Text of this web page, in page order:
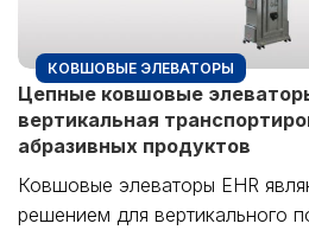
КОВШОВЫЕ ЭЛЕВАТОРЫ
Цепные ковшовые
вертикальная
абразивных продуктов
Ковшовые элеваторы EHR
решением для вертикального